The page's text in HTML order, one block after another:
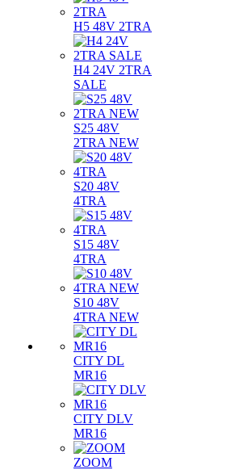
H5 48V 2TRA
H4 24V 2TRA
SALE
S25 48V
2TRA NEW
S20 48V
4TRA
S15 48V
4TRA
S10 48V
4TRA NEW
CITY DL
MR16
CITY DLV
MR16
ZOOM